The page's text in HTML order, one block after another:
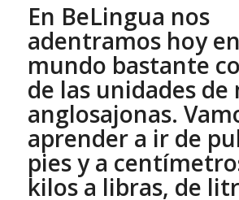
En BeLingua nos
adentramos hoy
mundo bastante
de las unidades de
anglosajonas.
aprender a ir de
pies y a
kilos a libras, de